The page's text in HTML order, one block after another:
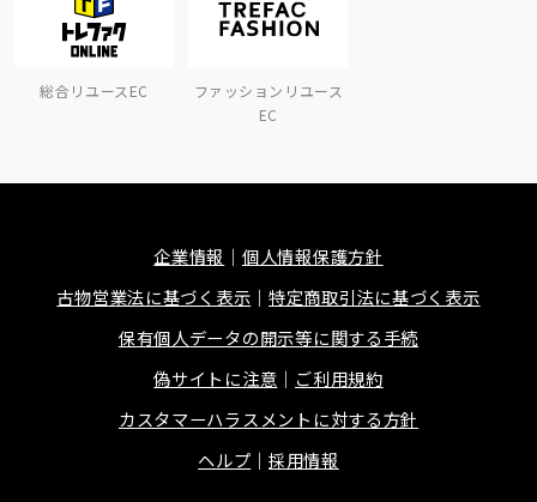
総合リユースEC
ファッションリユース
EC
企業情報
個人情報保護方針
古物営業法に基づく表示
特定商取引法に基づく表示
保有個人データの開示等に関する手続
偽サイトに注意
ご利用規約
カスタマーハラスメントに対する方針
ヘルプ
採用情報